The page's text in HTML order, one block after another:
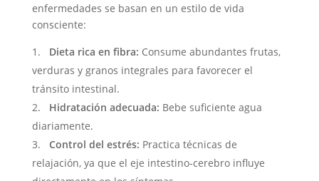
enfermedades se basan en un estilo de vida
consciente:
Dieta rica en fibra: Consume abundantes frutas,
verduras y granos integrales para favorecer el
tránsito intestinal.
Hidratación adecuada: Bebe suficiente agua
diariamente.
Control del estrés: Practica técnicas de
relajación, ya que el eje intestino-cerebro influye